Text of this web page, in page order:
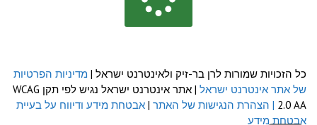
כל הזכויות שמורות לרן בר-זיק ולאינטרנט ישראל | מדיניות הפרטיות
של אתר אינטרנט ישראל
| אתר אינטרנט ישראל נגיש לפי תקן WCAG
2.0 AA | הצהרת הנגישות של האתר | אבטחת מידע ודיווח על בעיית
אבטחת מידע